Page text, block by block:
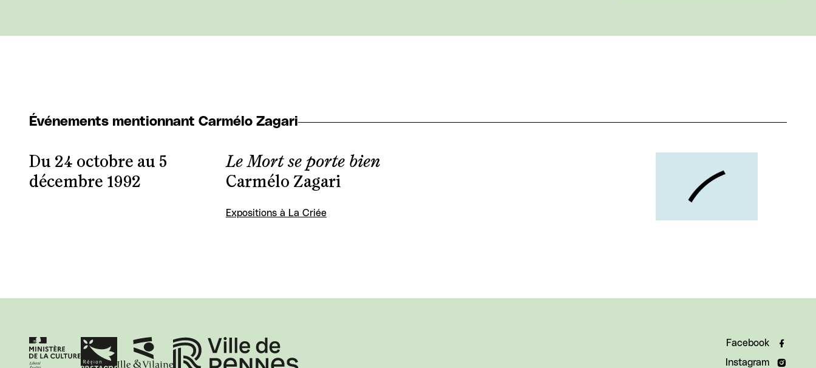
Événements mentionnant Carmélo Zagari
Le Mort se porte bien
Carmélo Zagari
Du 24 octobre au 5
décembre 1992
Expositions à La Criée
Facebook
Instagram